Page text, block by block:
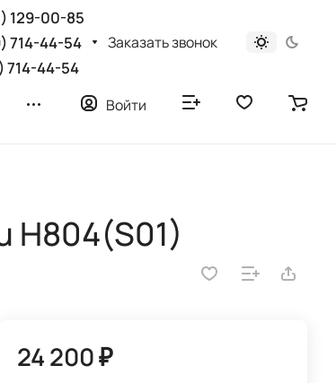
129-00-85
714-44-54
714-44-54
Заказать звонок
Войти
H804(S01)
24 200 ₽